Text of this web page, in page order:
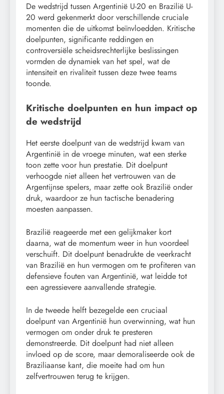
De wedstrijd tussen Argentinië U-20 en Brazilië U-
20 werd gekenmerkt door verschillende cruciale
momenten die de uitkomst beïnvloedden. Kritische
doelpunten, significante reddingen en
controversiële scheidsrechterlijke beslissingen
vormden de dynamiek van het spel, wat de
intensiteit en rivaliteit tussen deze twee teams
toonde.
Kritische doelpunten en hun impact op
de wedstrijd
Het eerste doelpunt van de wedstrijd kwam van
Argentinië in de vroege minuten, wat een sterke
toon zette voor hun prestatie. Dit doelpunt
verhoogde niet alleen het vertrouwen van de
Argentijnse spelers, maar zette ook Brazilië onder
druk, waardoor ze hun tactische benadering
moesten aanpassen.
Brazilië reageerde met een gelijkmaker kort
daarna, wat de momentum weer in hun voordeel
verschuift. Dit doelpunt benadrukte de veerkracht
van Brazilië en hun vermogen om te profiteren van
defensieve fouten van Argentinië, wat leidde tot
een agressievere aanvallende strategie.
In de tweede helft bezegelde een cruciaal
doelpunt van Argentinië hun overwinning, wat hun
vermogen om onder druk te presteren
demonstreerde. Dit doelpunt had niet alleen
invloed op de score, maar demoraliseerde ook de
Braziliaanse kant, die moeite had om hun
zelfvertrouwen terug te krijgen.